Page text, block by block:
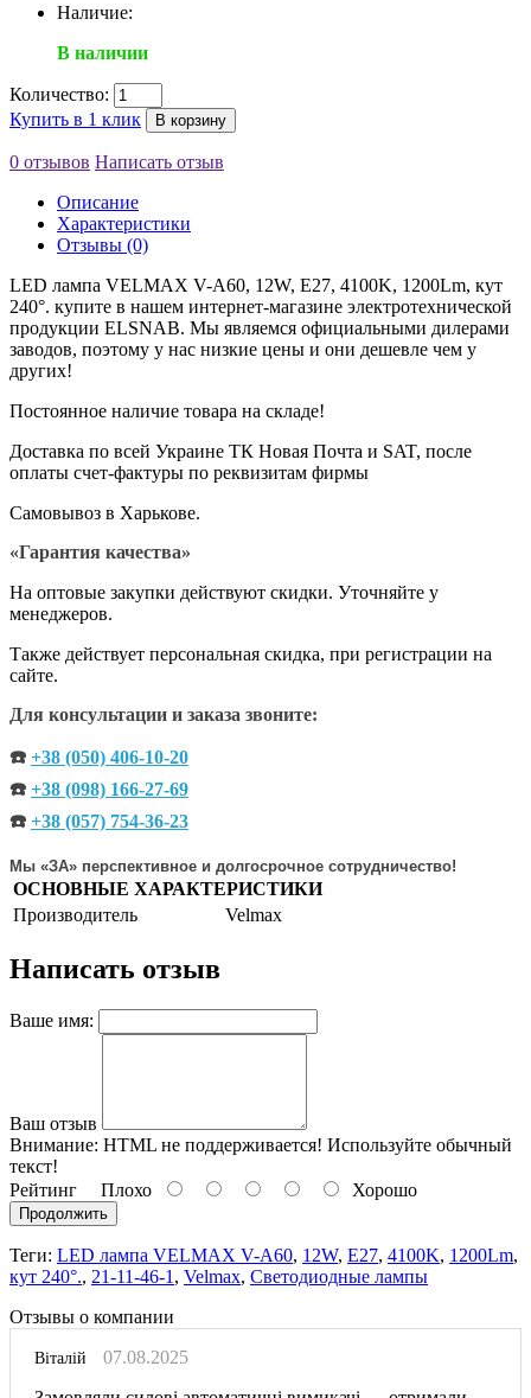
Наличие:
В наличии
Количество:
Купить в 1 клик
В корзину
0 отзывов Написать отзыв
Описание
Характеристики
Отзывы (0)
LED лампа VELMAX V-А60, 12W, E27, 4100K, 1200Lm, кут
240°. купите в нашем интернет-магазине электротехнической
продукции ELSNAB. Мы являемся официальными дилерами
заводов, поэтому у нас низкие цены и они дешевле чем у
других!
Постоянное наличие товара на складе!
Доставка по всей Украине ТК Новая Почта и SAT, после
оплаты счет-фактуры по реквизитам фирмы
Самовывоз в Харькове.
«Гарантия качества»
На оптовые закупки действуют скидки. Уточняйте у
менеджеров.
Также действует персональная скидка, при регистрации на
сайте.
Для консультации и заказа звоните:
☎️ +38 (050) 406-10-20
☎️ +38 (098) 166-27-69
☎️ +38 (057) 754-36-23
Мы «ЗА» перспективное и долгосрочное сотрудничество!
ОСНОВНЫЕ ХАРАКТЕРИСТИКИ
Производитель
Velmax
Написать отзыв
Ваше имя:
Ваш отзыв
Внимание: HTML не поддерживается! Используйте обычный
текст!
Рейтинг Плохо Хорошо
Продолжить
Теги: LED лампа VELMAX V-А60, 12W, E27, 4100K, 1200Lm,
кут 240°., 21-11-46-1 , Velmax, Светодиодные лампы
Отзывы о компании
Віталій
07.08.2025